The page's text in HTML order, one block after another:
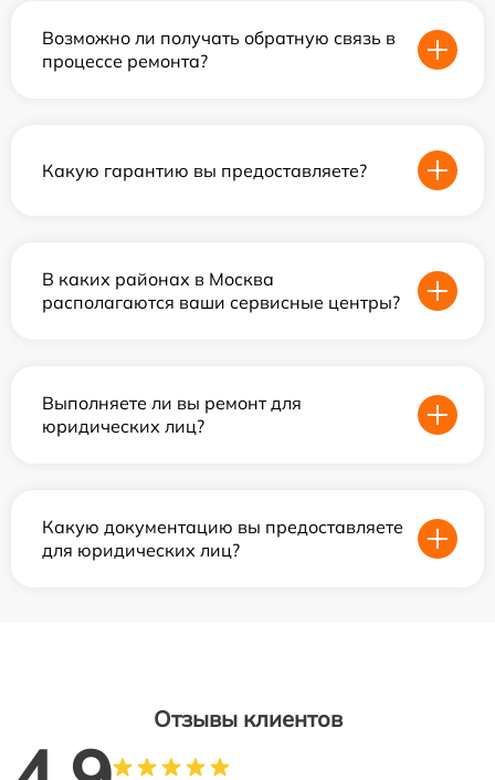
Возможно ли получать обратную связь в
процессе ремонта?
Какую гарантию вы предоставляете?
В каких районах в Москва
располагаются ваши сервисные центры?
Выполняете ли вы ремонт для
юридических лиц?
Какую документацию вы предоставляете
для юридических лиц?
Отзывы клиентов